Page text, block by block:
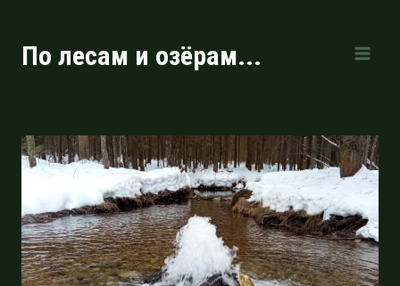
содержимому
По лесам и озёрам...